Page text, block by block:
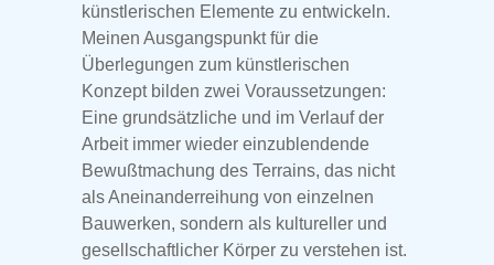
künstlerischen Elemente zu entwickeln.
Meinen Ausgangspunkt für die
Überlegungen zum künstlerischen
Konzept bilden zwei Voraussetzungen:
Eine grundsätzliche und im Verlauf der
Arbeit immer wieder einzublendende
Bewußtmachung des Terrains, das nicht
als Aneinanderreihung von einzelnen
Bauwerken, sondern als kultureller und
gesellschaftlicher Körper zu verstehen ist.